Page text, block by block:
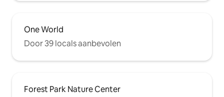
One World
Door 39 locals aanbevolen
Forest Park Nature Center